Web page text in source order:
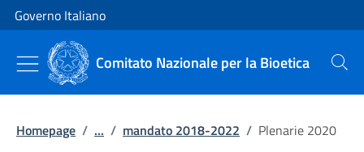
Vai al contenuto
Vai alla navigazione del sito
Governo Italiano
Comitato Nazionale per la Bioetica Cerca
Homepage / ... / mandato 2018-2022 / Plenarie 2020